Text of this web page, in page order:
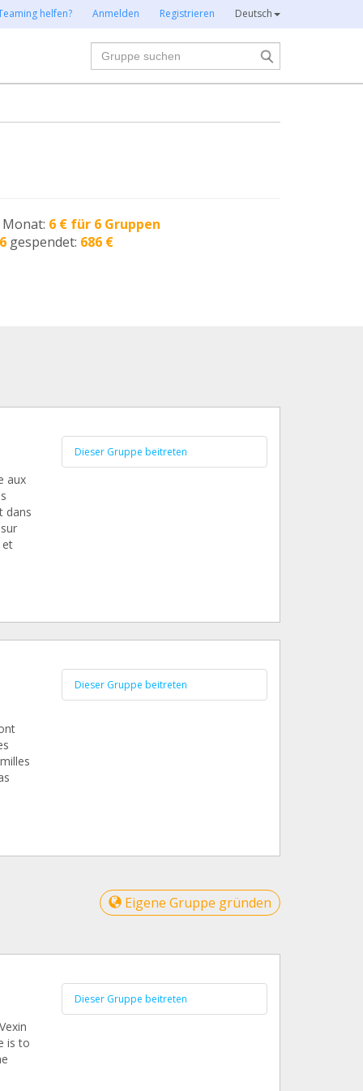
helfen? Anmelden Registrieren Deutsch
Suche
6 € für 6 Gruppen
gespendet: 686 €
aux
dans
et
Dieser Gruppe beitreten
Dieser Gruppe beitreten
Eigene Gruppe gründen
is to
Dieser Gruppe beitreten